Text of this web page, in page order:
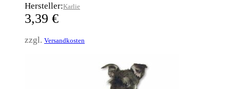
Hersteller:Karlie
3,39 €
zzgl. Versandkosten